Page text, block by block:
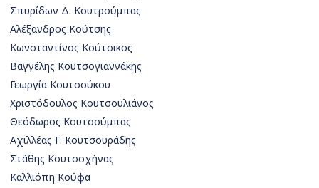
Σπυρίδων Δ. Κουτρούμπας
Αλέξανδρος Κούτσης
Κωνσταντίνος Κούτσικος
Βαγγέλης Κουτσογιαννάκης
Γεωργία Κουτσούκου
Χριστόδουλος Κουτσουλιάνος
Θεόδωρος Κουτσούμπας
Αχιλλέας Γ. Κουτσουράδης
Στάθης Κουτσοχήνας
Καλλιόπη Κούφα